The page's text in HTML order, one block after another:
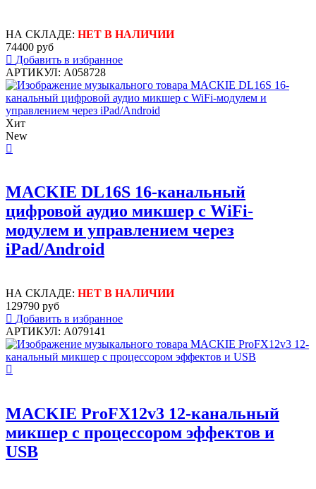
НА СКЛАДЕ: НЕТ В НАЛИЧИИ
74400 руб
Добавить в избранное
АРТИКУЛ: A058728
Хит
New
MACKIE DL16S 16-канальный
цифровой аудио микшер с WiFi-
модулем и управлением через
iPad/Android
НА СКЛАДЕ: НЕТ В НАЛИЧИИ
129790 руб
Добавить в избранное
АРТИКУЛ: A079141
MACKIE ProFX12v3 12-канальный
микшер с процессором эффектов и
USB